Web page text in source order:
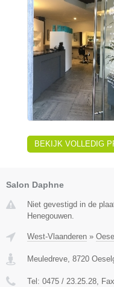
BEKIJK VOLLEDIG
Salon Daphne
Niet gevestigd in de
Henegouwen.
West-Vlaanderen »
Meuledreve, 8720
Tel: 0475 / 23.25.28,